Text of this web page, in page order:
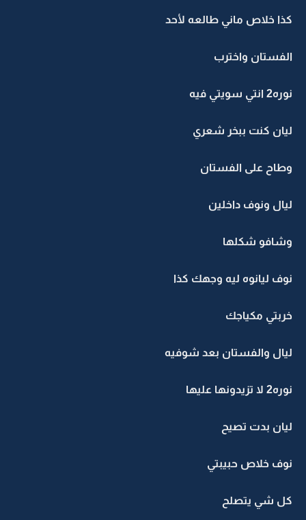
كذا خلاص ماني طالعه لأحد
الفستان واخترب
نوره2 انتي سويتي فيه
ليان كنت ببخر شعري
وطاح على الفستان
ليال ونوف داخلين
وشافو شكلها
نوف ليانوه ليه وجهك كذا
خربتي مكياجك
ليال والفستان بعد شوفيه
نوره2 لا تزيدونها عليها
ليان بدت تصيح
نوف خلاص حبيبتي
كل شي يتصلح